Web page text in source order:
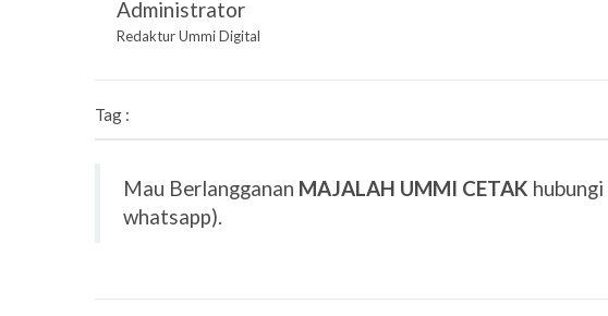
Administrator
Redaktur Ummi Digital
Tag :
Mau Berlangganan MAJALAH UMMI CETAK hubungi
whatsapp).